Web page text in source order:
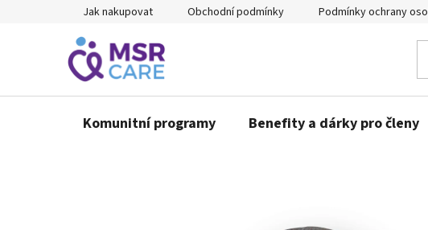
Jak nakupovat Obchodní podmínky Podmínky ochrany
Komunitní programy Benefity a dárky pro členy